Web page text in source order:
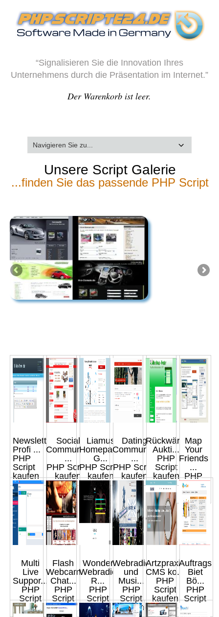
“Signalisieren Sie die Innovation Ihres
Unternehmens durch die Präsentation im Internet.”
Der Warenkorb ist leer.
Unsere Script Galerie
...finden Sie das passende PHP Script
Newsletter
Profi ...
PHP
Script
kaufen
Social
Community
...
PHP Script
kaufen
Liamus
Homepage
G...
PHP Script
kaufen
Dating
Community
...
PHP Script
kaufen
Rückwärts
Aukti...
PHP
Script
kaufen
Map
Your
Friends
...
PHP
Script
kaufen
Multi
Live
Suppor...
PHP
Script
kaufen
Flash
Webcam
Chat...
PHP
Script
kaufen
Wonder
Webradio
R...
PHP
Script
kaufen
Webradio
und
Musi...
PHP
Script
kaufen
Artzpraxis
CMS ko...
PHP
Script
kaufen
Auftrags
Biet
Bö...
PHP
Script
kaufen